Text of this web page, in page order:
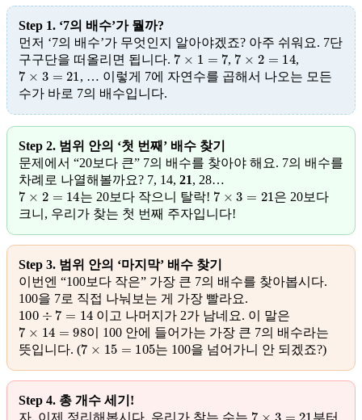
Step 1. ‘7의 배수’가 뭘까?
먼저 ‘7의 배수’가 무엇인지 알아야겠죠? 아주 쉬워요. 7단
구구단을 떠올리면 됩니다. 7× = 7 , 7× = 14 ,
7 3 =21
, … 이렇게 7에 자연수를 곱해서 나오는 모든
수가 바로 7의 배수입니다.
Step 2. 범위 안의 ‘첫 번째’ 배수 찾기
문제에서 “20보다 큰” 7의 배수를 찾아야 해요. 7의 배수를
차례로 나열해볼까요? 7, 14, 21, 28…
7× 2=14 는 20보다 작으니 탈락! 7× =
은 20보다
크니, 우리가 찾는 첫 번째 주자입니다!
Step 3. 범위 안의 ‘마지막’ 배수 찾기
이번엔 “100보다 작은” 가장 큰 7의 배수를 찾아봅시다.
100을 7로 직접 나눠보는 게 가장 빨라요.
100÷7 =14 이고 나머지가 2가 남네요. 이 말은
7× 14 =98
이 100 안에 들어가는 가장 큰 7의 배수라는
뜻입니다. (7 15=105 는 100을 넘어가니 안 되겠죠?)
Step 4. 총 개수 세기!
자, 이제 정리해봅시다. 우리가 찾는 수는 7 = 부터